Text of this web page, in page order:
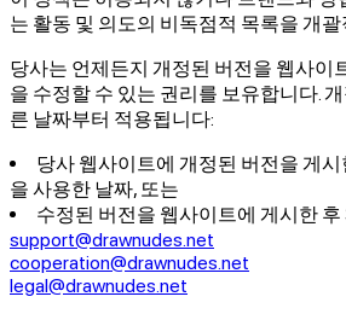
는 활동 및 의도의 비독점적 목록을 개
당사는 언제든지 개정된 버전을 웹사이
을 수정할 수 있는 권리를 보유합니다.
른 날짜부터 적용됩니다:
당사 웹사이트에 개정된 버전을 게
을 사용한 날짜, 또는
수정된 버전을 웹사이트에 게시한
support@drawnudes.net
cooperation@drawnudes.net
legal@drawnudes.net